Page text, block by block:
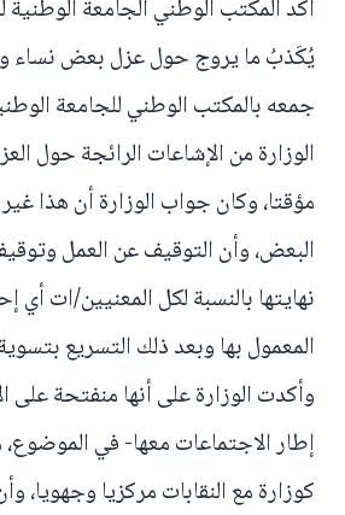
يُكَذبُ ما يروج حول عزل بعض نساء
الوزارة من الإشاعات الرائجة حول
مؤقتا، وكان جواب الوزارة أن هذا
البعض، وأن التوقيف عن العمل
نهايتها بالنسبة لكل المعنيين/ات أي
المعمول بها وبعد ذلك التسريع
وأكدت الوزارة على أنها منفتحة على
إطار الاجتماعات معها- في
كوزارة مع النقابات مركزيا وجهويا،